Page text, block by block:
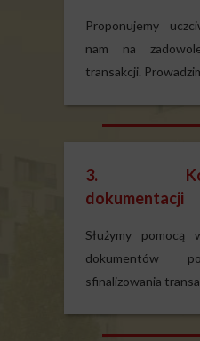
Proponujemy
nam na
transakcji.
3.
dokumentacji
Służymy pomocą
dokumentów
sfinalizowania